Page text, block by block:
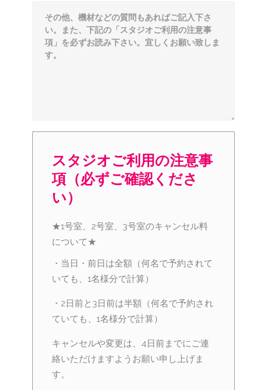
スタジオご利用の注意事
項（必ずご確認くださ
い）
★1号室、2号室、3号室のキャンセル料
について★
・当日・前日は全額（何名で予約されて
いても、1名様分で計算）
・2日前と3日前は半額（何名で予約され
ていても、1名様分で計算）
キャンセルや変更は、4日前までにご連
絡いただけますようお願い申し上げま
す。